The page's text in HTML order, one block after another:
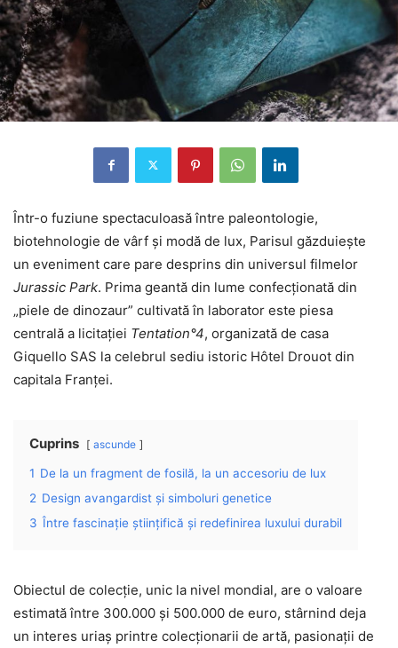
Într-o fuziune spectaculoasă între paleontologie,
biotehnologie de vârf și modă de lux, Parisul găzduiește
un eveniment care pare desprins din universul filmelor
Jurassic Park. Prima geantă din lume confecționată din
„piele de dinozaur” cultivată în laborator este piesa
centrală a licitației Tentation°4, organizată de casa
Giquello SAS la celebrul sediu istoric Hôtel Drouot din
capitala Franței.
Cuprins ascunde
1 De la un fragment de fosilă, la un accesoriu de lux
2 Design avangardist și simboluri genetice
3 Între fascinație științifică și redefinirea luxului durabil
Obiectul de colecție, unic la nivel mondial, are o valoare
estimată între 300.000 și 500.000 de euro, stârnind deja
un interes uriaș printre colecționarii de artă, pasionații de